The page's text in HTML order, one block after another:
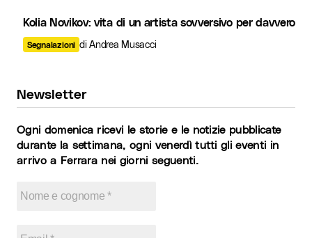
Kolia Novikov: vita di un artista sovversivo per davvero
Segnalazioni di Andrea Musacci
Newsletter
Ogni domenica ricevi le storie e le notizie pubblicate
durante la settimana, ogni venerdì tutti gli eventi in
arrivo a Ferrara nei giorni seguenti.